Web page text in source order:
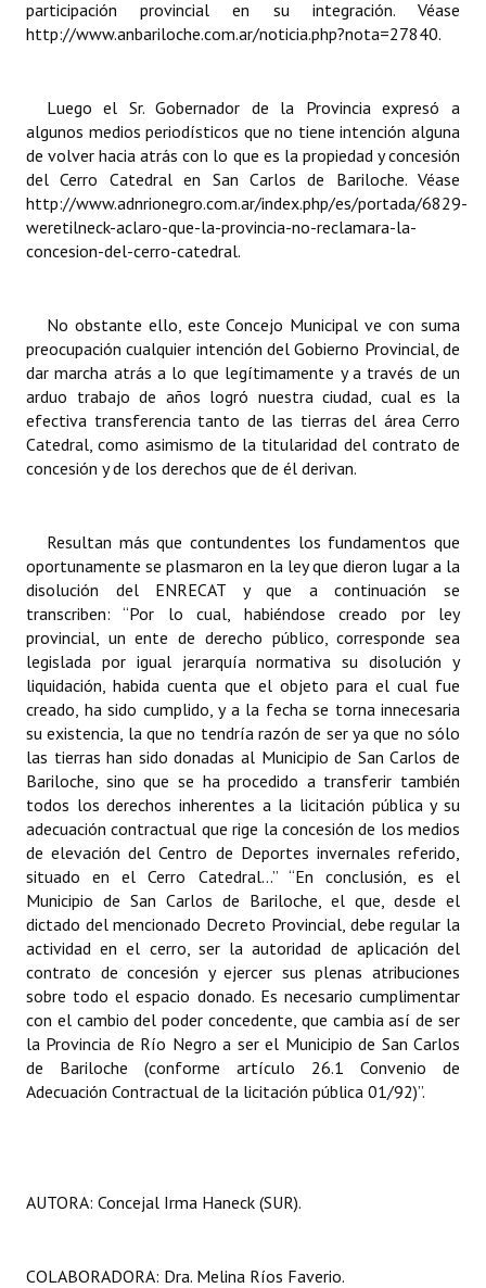
participación provincial en su integración. Véase
http://www.anbariloche.com.ar/noticia.php?nota=27840.
Luego el Sr. Gobernador de la Provincia expresó a
algunos medios periodísticos que no tiene intención alguna
de volver hacia atrás con lo que es la propiedad y concesión
del Cerro Catedral en San Carlos de Bariloche. Véase
http://www.adnrionegro.com.ar/index.php/es/portada/6829-
weretilneck-aclaro-que-la-provincia-no-reclamara-la-
concesion-del-cerro-catedral.
No obstante ello, este Concejo Municipal ve con suma
preocupación cualquier intención del Gobierno Provincial, de
dar marcha atrás a lo que legítimamente y a través de un
arduo trabajo de años logró nuestra ciudad, cual es la
efectiva transferencia tanto de las tierras del área Cerro
Catedral, como asimismo de la titularidad del contrato de
concesión y de los derechos que de él derivan.
Resultan más que contundentes los fundamentos que
oportunamente se plasmaron en la ley que dieron lugar a la
disolución del ENRECAT y que a continuación se
transcriben: “Por lo cual, habiéndose creado por ley
provincial, un ente de derecho público, corresponde sea
legislada por igual jerarquía normativa su disolución y
liquidación, habida cuenta que el objeto para el cual fue
creado, ha sido cumplido, y a la fecha se torna innecesaria
su existencia, la que no tendría razón de ser ya que no sólo
las tierras han sido donadas al Municipio de San Carlos de
Bariloche, sino que se ha procedido a transferir también
todos los derechos inherentes a la licitación pública y su
adecuación contractual que rige la concesión de los medios
de elevación del Centro de Deportes invernales referido,
situado en el Cerro Catedral…” “En conclusión, es el
Municipio de San Carlos de Bariloche, el que, desde el
dictado del mencionado Decreto Provincial, debe regular la
actividad en el cerro, ser la autoridad de aplicación del
contrato de concesión y ejercer sus plenas atribuciones
sobre todo el espacio donado. Es necesario cumplimentar
con el cambio del poder concedente, que cambia así de ser
la Provincia de Río Negro a ser el Municipio de San Carlos
de Bariloche (conforme artículo 26.1 Convenio de
Adecuación Contractual de la licitación pública 01/92)”.
AUTORA: Concejal Irma Haneck (SUR).
COLABORADORA: Dra. Melina Ríos Faverio.